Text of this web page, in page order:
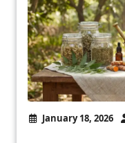
January 18, 2026